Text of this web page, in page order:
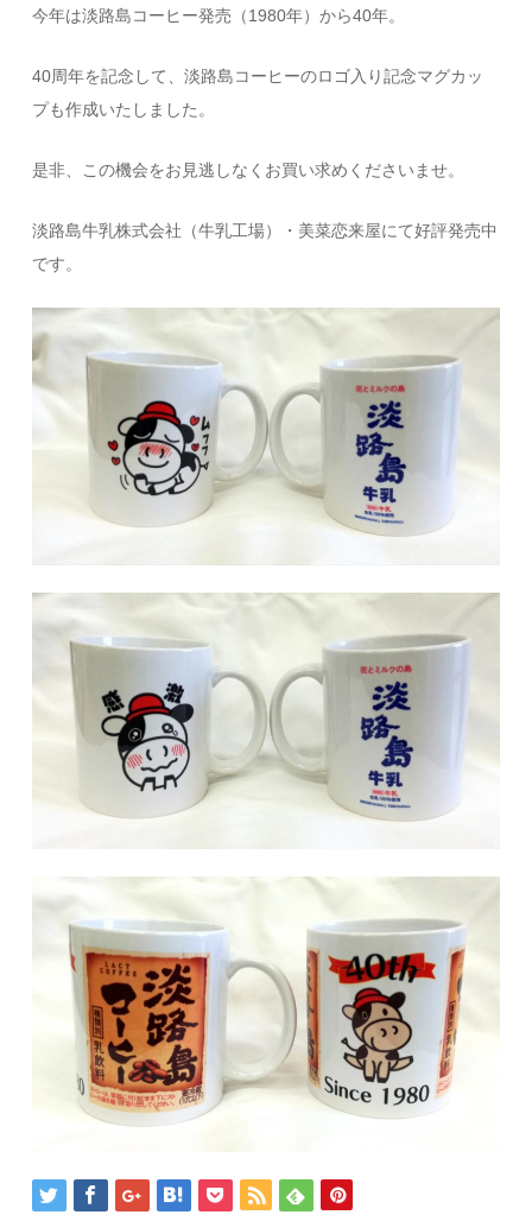
今年は淡路島コーヒー発売（1980年）から40年。
40周年を記念して、淡路島コーヒーのロゴ入り記念マグカッ
プも作成いたしました。
是非、この機会をお見逃しなくお買い求めくださいませ。
淡路島牛乳株式会社（牛乳工場）・美菜恋来屋にて好評発売中
です。